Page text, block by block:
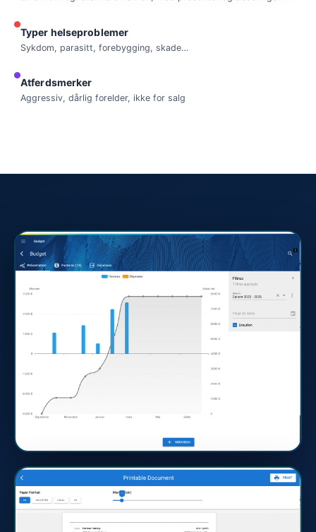
Typer helseproblemer
Sykdom, parasitt, forebygging, skade…
Atferdsmerker
Aggressiv, dårlig forelder, ikke for salg